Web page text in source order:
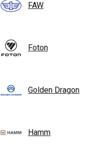
FAW
Foton
Golden Dragon
Hamm